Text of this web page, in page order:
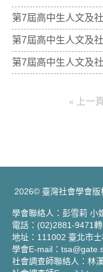
第7屆高中生人文及
第7屆高中生人文及
第7屆高中生人文及
« 上一頁
2026© 臺灣社會學會
學會聯絡人：彭雪莉 小
電話：(02)2881-9471
地址：111002 臺北市
學會E-mail：
社會調查師聯絡人：林